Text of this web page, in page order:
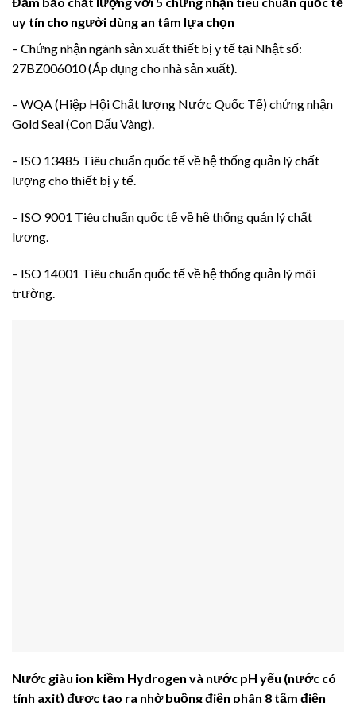
uy tín cho người dùng an tâm lựa chọn
– Chứng nhận ngành sản xuất thiết bị y tế tại Nhật số:
27BZ006010 (Áp dụng cho nhà sản xuất).
– WQA (Hiệp Hội Chất lượng Nước Quốc Tế) chứng nhận
Gold Seal (Con Dấu Vàng).
– ISO 13485 Tiêu chuẩn quốc tế về hệ thống quản lý chất
lượng cho thiết bị y tế.
– ISO 9001 Tiêu chuẩn quốc tế về hệ thống quản lý chất
lượng.
– ISO 14001 Tiêu chuẩn quốc tế về hệ thống quản lý môi
trường.
Nước giàu ion kiềm Hydrogen và nước pH yếu (nước có
tính axit) được tạo ra nhờ buồng điện phân 8 tấm điện